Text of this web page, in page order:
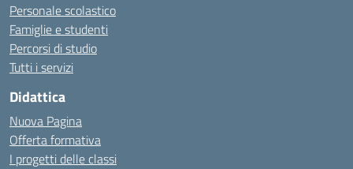
Personale scolastico
Famiglie e studenti
Percorsi di studio
Tutti i servizi
Didattica
Nuova Pagina
Offerta formativa
I progetti delle classi